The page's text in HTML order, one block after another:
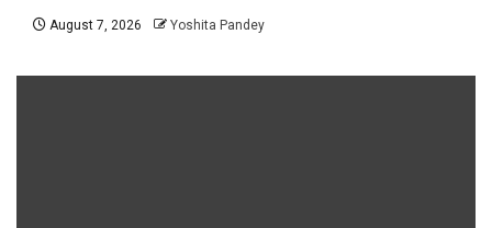
August 7, 2026 Yoshita Pandey